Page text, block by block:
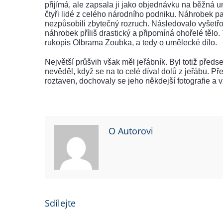
přijímá, ale zapsala ji jako objednávku na běžná
čtyři lidé z celého národního podniku. Náhrobek
nezpůsobili zbytečný rozruch. Následovalo
náhrobek příliš drastický a připomíná ohořelé
rukopis Olbrama Zoubka, a tedy o umělecké dílo.
Největší průšvih však měl jeřábník. Byl totiž
nevěděl, když se na to celé díval dolů z jeřábu.
roztaven, dochovaly se jeho někdejší fotografie a
O Autorovi
Sdílejte